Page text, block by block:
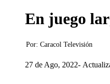
En juego
Por: Caracol Televisión
27 de Ago, 2022